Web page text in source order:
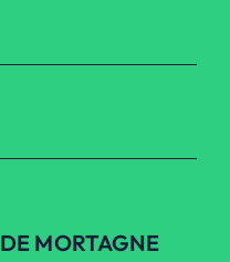
MORTAGNE